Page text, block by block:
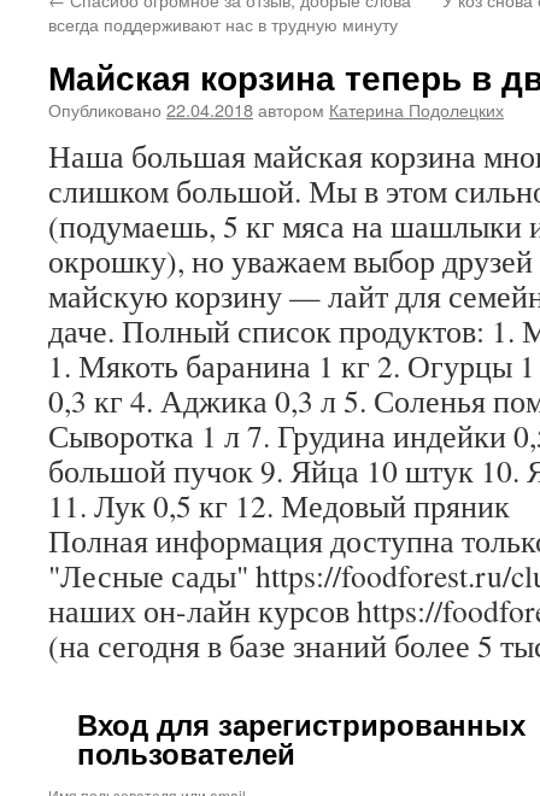
всегда поддерживают нас в трудную минуту
Майская корзина теперь в
Опубликовано 22.04.2018автором Катерина Подолецких
Наша большая майская корзина
слишком большой. Мы в этом
(подумаешь, 5 кг мяса на шашлыки
окрошку), но уважаем выбор друзей
майскую корзину — лайт для
даче. Полный список продуктов: 1.
1. Мякоть баранина 1 кг 2. Огурцы
0,3 кг 4. Аджика 0,3 л 5. Соленья
Сыворотка 1 л 7. Грудина индейки
большой пучок 9. Яйца 10 штук 10.
11. Лук 0,5 кг 12. Медовый пряник
Полная информация доступна
"Лесные сады" https://foodforest.ru/
наших он-лайн курсов https://
(на сегодня в базе знаний более 5
Вход для зарегистрированных
пользователей